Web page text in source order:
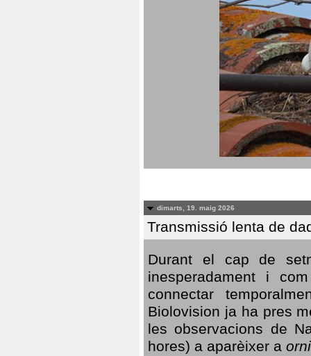
dimarts, 19. maig 2026
Transmissió lenta de
Durant el cap de
inesperadament i
connectar
Biolovision ja ha pres
les observacions de
hores) a aparèixer a